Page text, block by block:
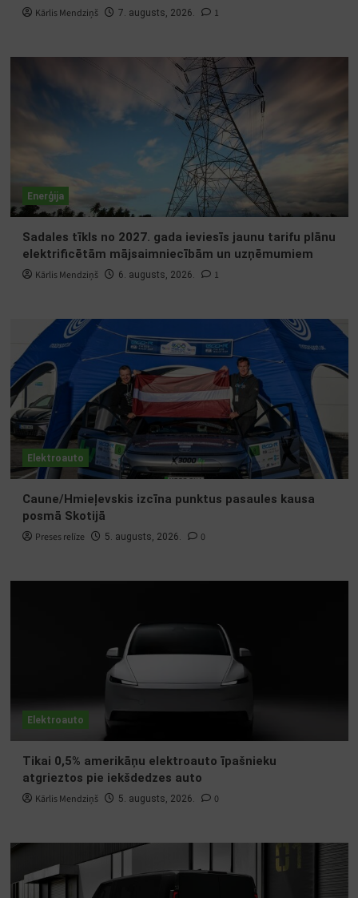
Kārlis Mendziņš 7. augusts, 2026. 1
Enerģija
Sadales tīkls no 2027. gada ieviesīs jaunu tarifu plānu
elektrificētām mājsaimniecībām un uzņēmumiem
Kārlis Mendziņš 6. augusts, 2026. 1
Elektroauto
Caune/Hmieļevskis izcīna punktus pasaules kausa
posmā Skotijā
Preses relīze 5. augusts, 2026. 0
Elektroauto
Tikai 0,5% amerikāņu elektroauto īpašnieku
atgrieztos pie iekšdedzes auto
Kārlis Mendziņš 5. augusts, 2026. 0